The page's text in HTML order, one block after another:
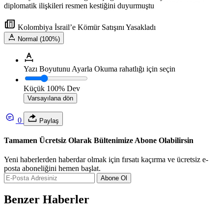
diplomatik ilişkileri resmen kestiğini duyurmuştu
Kolombiya İsrail’e Kömür Satışını Yasakladı
Normal (100%)
Yazı Boyutunu Ayarla Okuma rahatlığı için seçin
Küçük 100% Dev
Varsayılana dön
0 Paylaş
Tamamen Ücretsiz Olarak Bültenimize Abone Olabilirsin
Yeni haberlerden haberdar olmak için fırsatı kaçırma ve ücretsiz e-
posta aboneliğini hemen başlat.
Abone Ol
Benzer Haberler